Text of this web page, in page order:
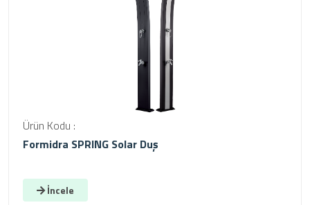
Ürün Kodu :
Formidra SPRING Solar Duş
İncele